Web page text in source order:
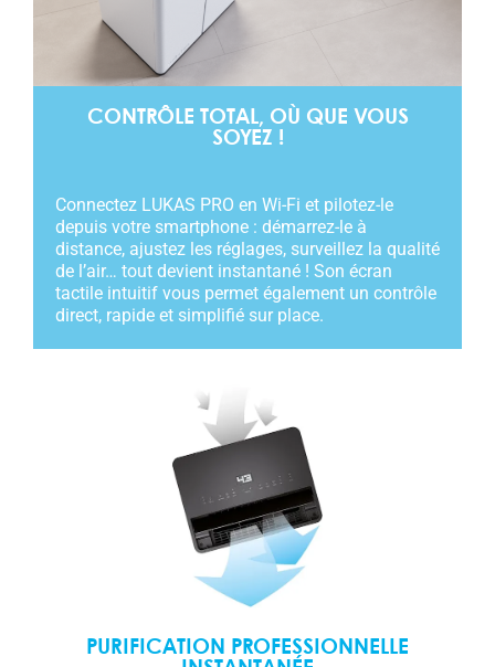
CONTRÔLE TOTAL, OÙ QUE VOUS
SOYEZ !
Connectez LUKAS PRO en Wi-Fi et pilotez-le
depuis votre smartphone : démarrez-le à
distance, ajustez les réglages, surveillez la qualité
de l’air… tout devient instantané ! Son écran
tactile intuitif vous permet également un contrôle
direct, rapide et simplifié sur place.
PURIFICATION PROFESSIONNELLE